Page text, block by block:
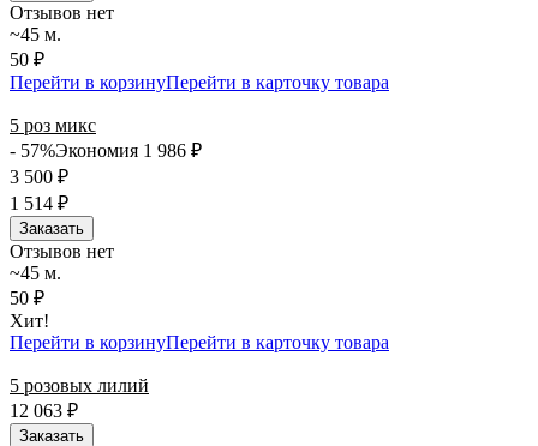
Отзывов нет
~45 м.
50 ₽
Перейти в корзинуПерейти в карточку товара
5 роз микс
- 57%Экономия 1 986 ₽
3 500 ₽
1 514 ₽
Заказать
Отзывов нет
~45 м.
50 ₽
Хит!
Перейти в корзинуПерейти в карточку товара
5 розовых лилий
12 063 ₽
Заказать